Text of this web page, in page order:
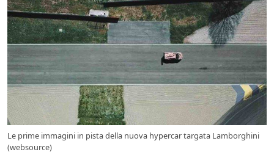
Le prime immagini in pista della nuova hypercar targata Lamborghini
(websource)